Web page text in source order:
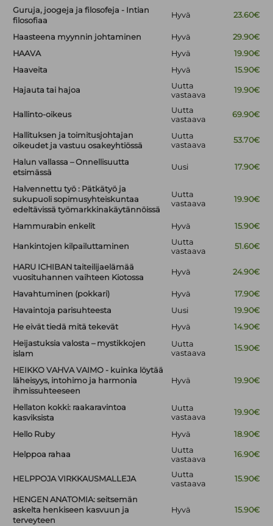
Guruja, joogeja ja filosofeja - Intian
filosofiaa
Hyvä 23.60€
Haasteena myynnin johtaminen Hyvä
29.90€
HAAVA
Hyvä
19.90€
Haaveita
Hyvä 15.90€
Hajauta tai hajoa
Uutta
vastaava
19.90€
Hallinto-oikeus
Uutta
vastaava
69.90€
Hallituksen ja toimitusjohtajan
oikeudet ja vastuu osakeyhtiössä
Uutta
vastaava
53.70€
Halun vallassa – Onnellisuutta
etsimässä
Uusi 17.90€
Halvennettu työ : Pätkätyö ja
sukupuoli sopimusyhteiskuntaa
edeltävissä työmarkkinakäytännöissä
Uutta
vastaava
19.90€
Hammurabin enkelit Hyvä 15.90€
Hankintojen kilpailuttaminen
Uutta
vastaava
51.60€
HARU ICHIBAN taiteilijaelämää
vuosituhannen vaihteen Kiotossa
Hyvä 24.90€
Havahtuminen (pokkari) Hyvä
17.90€
Havaintoja parisuhteesta
Uusi
19.90€
He eivät tiedä mitä tekevät
Hyvä
14.90€
Heijastuksia valosta – mystikkojen
islam
Uutta
vastaava
15.90€
HEIKKO VAHVA VAIMO - kuinka löytää
läheisyys, intohimo ja harmonia
ihmissuhteeseen
Hyvä 19.90€
Hellaton kokki: raakaravintoa
kasviksista
Uutta
vastaava
19.90€
Hello Ruby Hyvä 18.90€
Helppoa rahaa
Uutta
vastaava
16.90€
HELPPOJA VIRKKAUSMALLEJA
Uutta
vastaava
15.90€
HENGEN ANATOMIA: seitsemän
askelta henkiseen kasvuun ja
terveyteen
Hyvä 15.90€